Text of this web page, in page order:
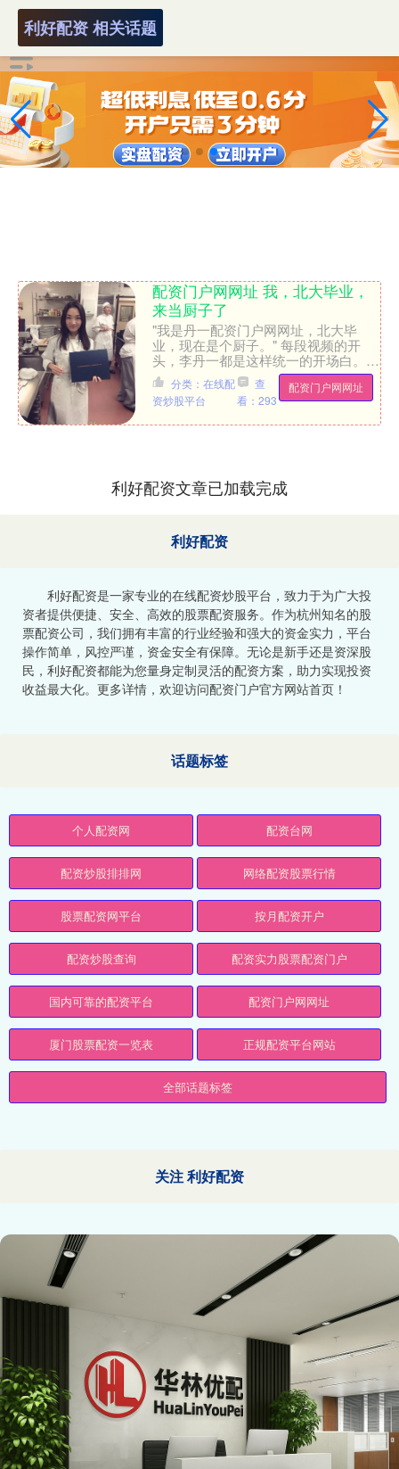
利好配资 相关话题
配资门户网网址 我，北大毕业，
来当厨子了
"我是丹一配资门户网网址，北大毕
业，现在是个厨子。" 每段视频的开
头，李丹一都是这样统一的开场白。短
短 14 个字里面，她给自己打上了两个
醒目的标签。 对于这样....配资门户网网址
分类：在线配
资炒股平台
查
看：293
利好配资文章已加载完成
利好配资
利好配资是一家专业的在线配资炒股平台，致力于为广大投
资者提供便捷、安全、高效的股票配资服务。作为杭州知名的股
票配资公司，我们拥有丰富的行业经验和强大的资金实力，平台
操作简单，风控严谨，资金安全有保障。无论是新手还是资深股
民，利好配资都能为您量身定制灵活的配资方案，助力实现投资
收益最大化。更多详情，欢迎访问配资门户官方网站首页！
话题标签
个人配资网 配资台网
配资炒股排排网 网络配资股票行情
股票配资网平台 按月配资开户
配资炒股查询 配资实力股票配资门户
国内可靠的配资平台 配资门户网网址
厦门股票配资一览表 正规配资平台网站
全部话题标签
关注 利好配资